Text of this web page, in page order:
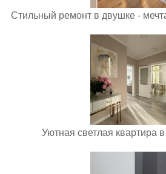
Стильный ремонт в двушке -
Уютная светлая квартира